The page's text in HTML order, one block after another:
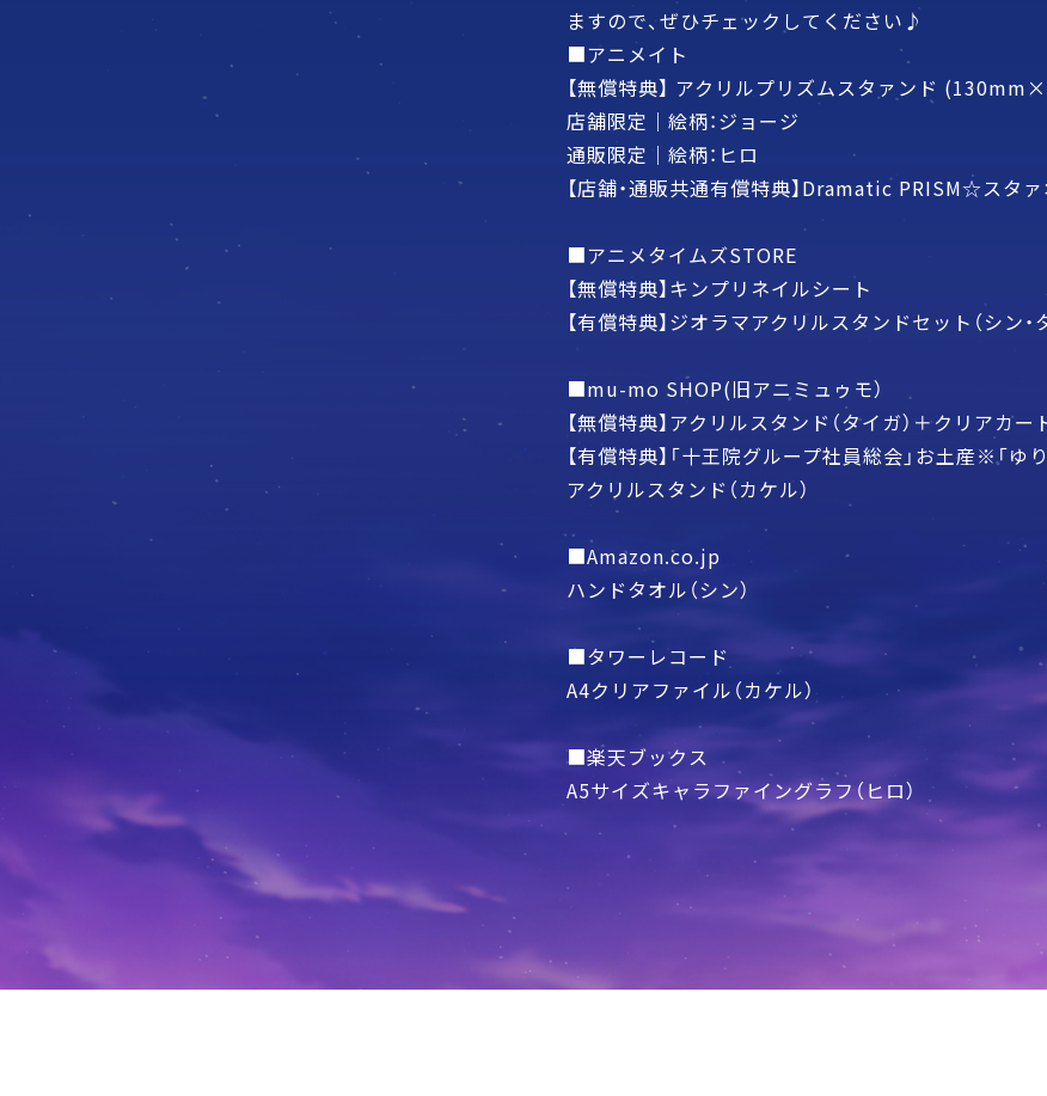
ますので、ぜひチェックしてください♪
■アニメイト
【無償特典】 アクリルプリズムスタァンド
店舗限定｜絵柄：ジョージ
通販限定｜絵柄：ヒロ
【店舗・通販共通有償特典】Dramatic PRISM☆スタ
■アニメタイムズSTORE
【無償特典】キンプリネイルシート
【有償特典】ジオラマアクリルスタンドセット（シン・
■mu-mo SHOP(旧アニミュゥモ）
【無償特典】アクリルスタンド（タイガ）＋クリアカー
【有償特典】「十王院グループ社員総会」お土産※
アクリルスタンド（カケル）
■Amazon.co.jp
ハンドタオル（シン）
■タワーレコード
A4クリアファイル（カケル）
■楽天ブックス
A5サイズキャラファイングラフ（ヒロ）